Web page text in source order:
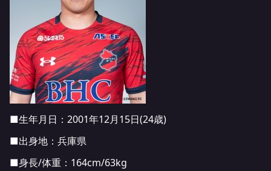
■生年月日：2001年12月15日(24歳)
■出身地：兵庫県
■身長/体重：164cm/63kg